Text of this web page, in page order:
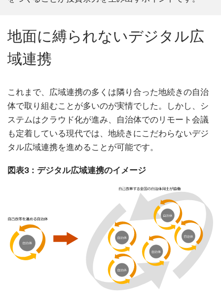
地面に縛られないデジタル広
域連携
これまで、広域連携の多くは隣り合った地続きの自治
体で取り組むことが多いのが実情でした。しかし、シ
ステムはクラウド化が進み、自治体でのリモート会議
も定着している現代では、地続きにこだわらないデジ
タル広域連携を進めることが可能です。
図表3：デジタル広域連携のイメージ